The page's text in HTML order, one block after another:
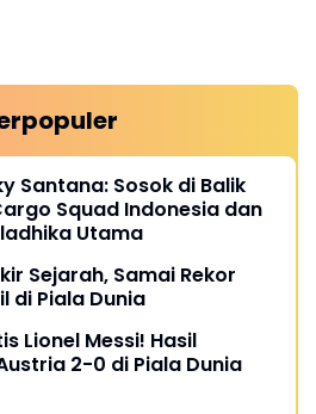
Santana: Sosok di Balik
Squad Indonesia dan
Utama
Sejarah, Samai Rekor
di Piala Dunia
Lionel Messi! Hasil
2-0 di Piala Dunia